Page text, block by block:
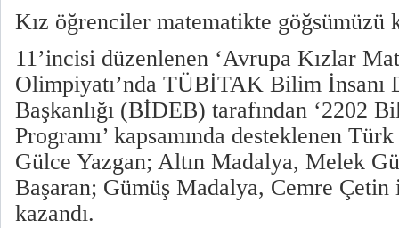
Kız öğrenciler matematikte göğsümüzü
11’incisi düzenlenen ‘Avrupa Kızlar
Olimpiyatı’nda TÜBİTAK Bilim İnsanı
Başkanlığı (BİDEB) tarafından ‘2202
Programı’ kapsamında desteklenen
Gülce Yazgan; Altın Madalya, Melek
Başaran; Gümüş Madalya, Cemre
kazandı.